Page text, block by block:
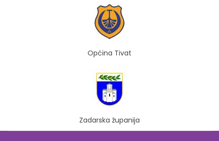
Općina Tivat
Zadarska županija